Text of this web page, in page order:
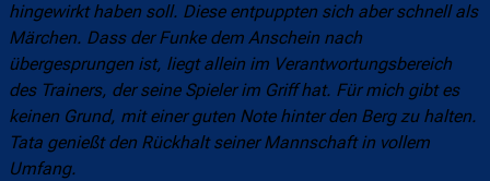
hingewirkt haben soll. Diese entpuppten sich aber schnell als
Märchen. Dass der Funke dem Anschein nach
übergesprungen ist, liegt allein im Verantwortungsbereich
des Trainers, der seine Spieler im Griff hat. Für mich gibt es
keinen Grund, mit einer guten Note hinter den Berg zu halten.
Tata genießt den Rückhalt seiner Mannschaft in vollem
Umfang.